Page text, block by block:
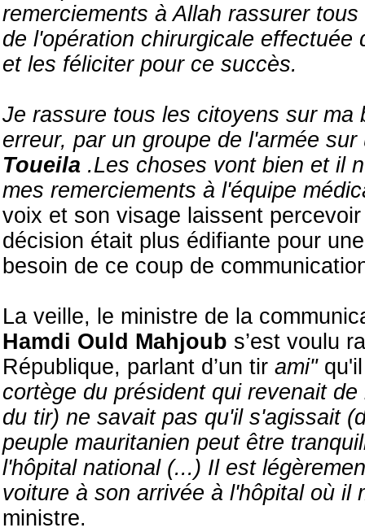
remerciements à Allah rassurer
de l'opération chirurgicale
et les féliciter pour ce succès.
Je rassure tous les citoyens sur
erreur, par un groupe de l'armée
Toueila .Les choses vont bien et il
mes remerciements à l'équipe
voix et son visage laissent
décision était plus édifiante pour
besoin de ce coup de
La veille, le ministre de la
Hamdi Ould Mahjoub s’est voulu
République, parlant d’un tir ami"qu'il
cortège du président qui revenait
du tir) ne savait pas qu'il s'agissait
peuple mauritanien peut être
l'hôpital national (...) Il est
voiture à son arrivée à l'hôpital où il
ministre.